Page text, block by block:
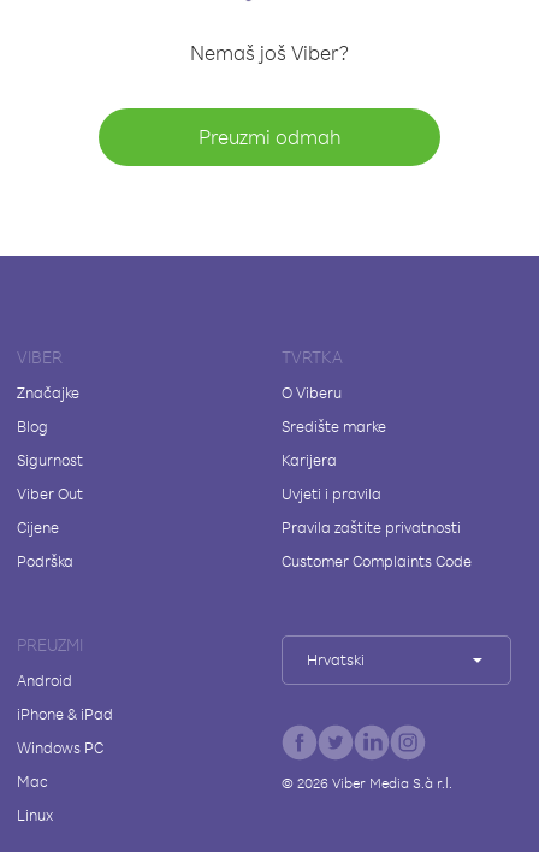
Nemaš još Viber?
Preuzmi odmah
VIBER
Značajke
Blog
Sigurnost
Viber Out
Cijene
Podrška
TVRTKA
O Viberu
Središte marke
Karijera
Uvjeti i pravila
Pravila zaštite privatnosti
Customer Complaints Code
PREUZMI
Android
iPhone & iPad
Windows PC
Mac
Linux
Hrvatski
© 2026Viber Media S.à r.l.